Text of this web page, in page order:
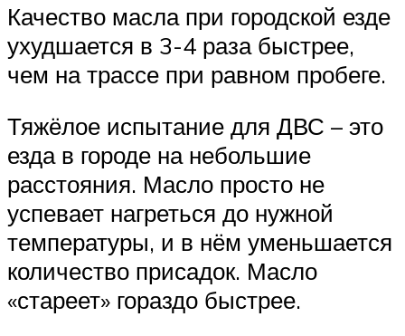
Качество масла при городской езде
ухудшается в 3-4 раза быстрее,
чем на трассе при равном пробеге.
Тяжёлое испытание для ДВС – это
езда в городе на небольшие
расстояния. Масло просто не
успевает нагреться до нужной
температуры, и в нём уменьшается
количество присадок. Масло
«стареет» гораздо быстрее.